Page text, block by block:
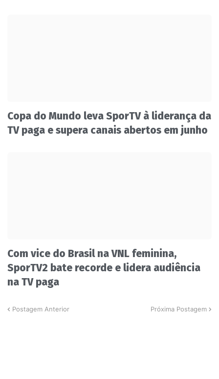
Copa do Mundo leva SporTV à liderança da
TV paga e supera canais abertos em junho
Com vice do Brasil na VNL feminina,
SporTV2 bate recorde e lidera audiência
na TV paga
Postagem Anterior Próxima Postagem